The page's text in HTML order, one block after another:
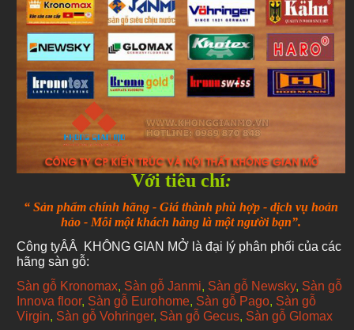
Với tiêu chí:
“ Sản phẩm chính hãng - Giá thành phù hợp - dịch vụ hoản
hảo - Mỗi một khách hàng là một người bạn”.
Công tyÂÂ KHÔNG GIAN MỞ là đại lý phân phối của các
hãng sàn gỗ:
Sàn gỗ Kronomax, Sàn gỗ Janmi, Sàn gỗ Newsky, Sàn gỗ
Innova floor, Sàn gỗ Eurohome, Sàn gỗ Pago, Sàn gỗ
Virgin, Sàn gỗ Vohringer, Sàn gỗ Gecus, Sàn gỗ Glomax